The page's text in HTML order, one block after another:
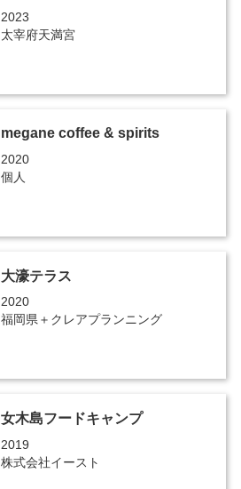
2023
太宰府天満宮
megane coffee & spirits
2020
個人
大濠テラス
2020
福岡県＋クレアプランニング
女木島フードキャンプ
2019
株式会社イースト